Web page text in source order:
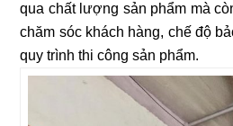
qua chất lượng sản phẩm mà
chăm sóc khách hàng, chế độ
quy trình thi công sản phẩm.